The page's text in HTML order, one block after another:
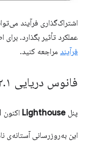
اشتراک‌گذاری فرآیند
عملکرد تأثیر بگذارد.
فرآیند مراجعه کنید.
فانوس دریایی ۱۲ .۱
پنل Lighthouse اکنون Lighthouse 12.2.1 را اجرا می‌کند.
این به‌روزرسانی آستانه‌ی